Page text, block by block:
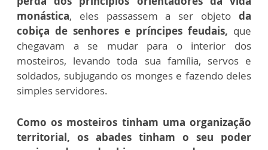
monástica, eles passassem a ser objeto da
cobiça de senhores e príncipes feudais, que
chegavam a se mudar para o interior dos
mosteiros, levando toda sua família, servos e
soldados, subjugando os monges e fazendo deles
simples servidores.
Como os mosteiros tinham uma organização
territorial, os abades tinham o seu poder